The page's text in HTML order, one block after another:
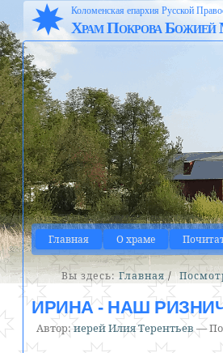
Коломенская епархия Русской
Храм Покрова Божией
Главная О храме
Вы здесь: Главная /
ИРИНА - НАШ
Автор:иерей Илия Терентьев—